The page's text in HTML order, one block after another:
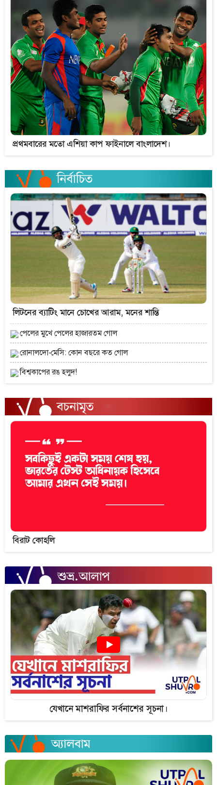
প্রথমবারের মতো এশিয়া কাপ ফাইনালে বাংলাদেশ।
লিটনের ব্যাটিং মানে চোখের আরাম, মনের শান্তি
পেলের মুখে পেলের হাজারতম গোল
রোনালদো-মেসি: কোন বছরে কত গোল
বিশ্বকাপের রঙ হলুদ!
বিরাট কোহলি
যেখানে মাশরাফির সর্বনাশের সূচনা।